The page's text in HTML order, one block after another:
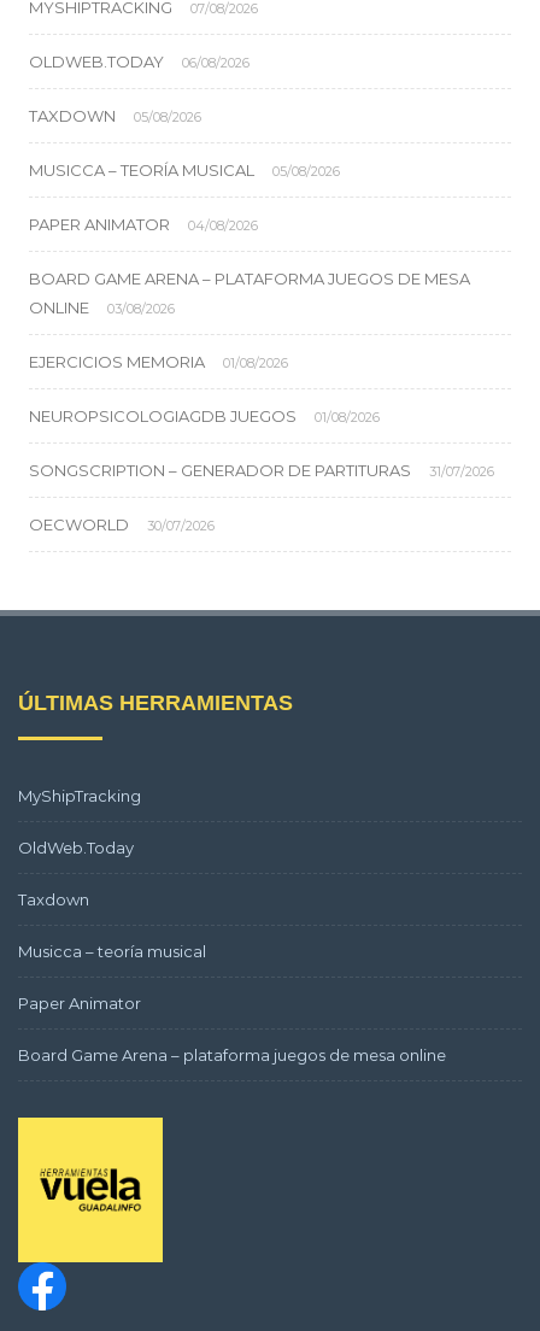
MYSHIPTRACKING 07/08/2026
OLDWEB.TODAY 06/08/2026
TAXDOWN 05/08/2026
MUSICCA – TEORÍA MUSICAL 05/08/2026
PAPER ANIMATOR 04/08/2026
BOARD GAME ARENA – PLATAFORMA JUEGOS DE MESA
ONLINE
03/08/2026
EJERCICIOS MEMORIA 01/08/2026
NEUROPSICOLOGIAGDB JUEGOS 01/08/2026
SONGSCRIPTION – GENERADOR DE PARTITURAS 31/07/2026
OECWORLD 30/07/2026
ÚLTIMAS HERRAMIENTAS
MyShipTracking
OldWeb.Today
Taxdown
Musicca – teoría musical
Paper Animator
Board Game Arena – plataforma juegos de mesa online